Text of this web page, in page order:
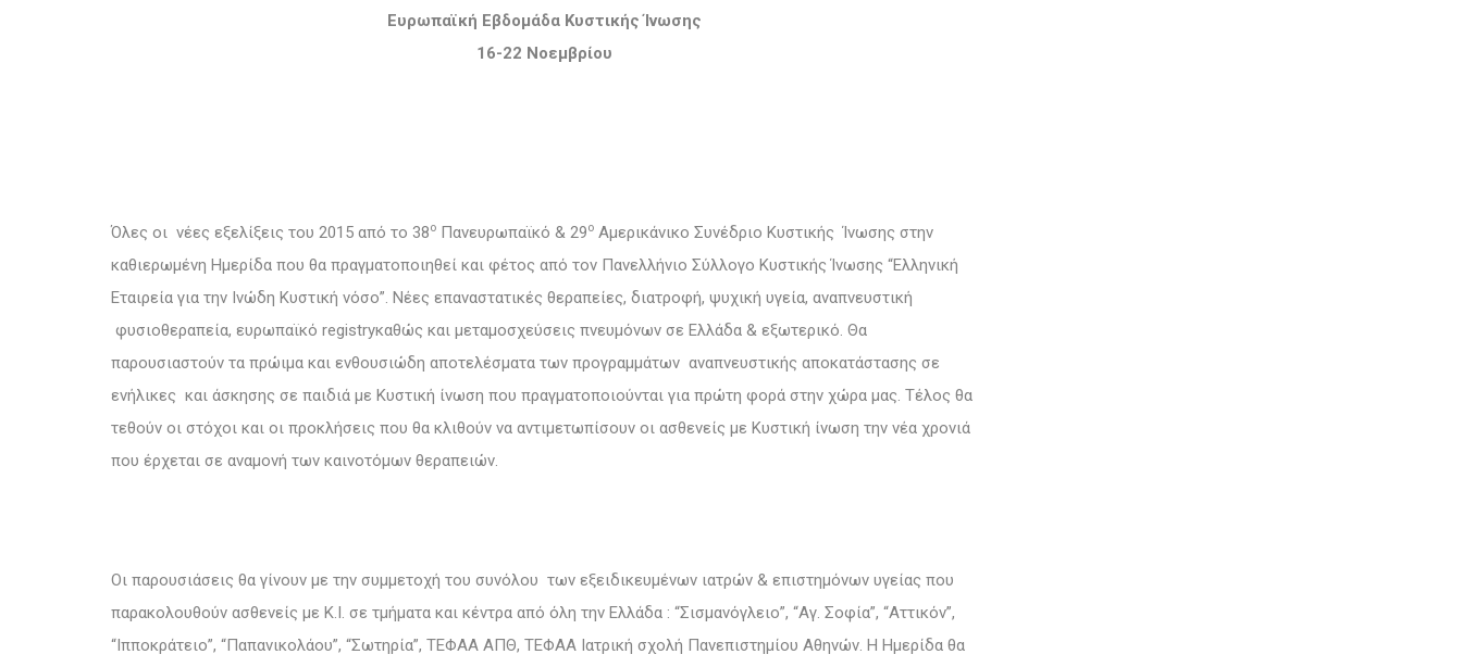
Ευρωπαϊκή Εβδομάδα Κυστικής Ίνωσης
16-22 Νοεμβρίου
Όλες οι νέες εξελίξεις του 2015 από το 38ο Πανευρωπαϊκό & 29ο Αμερικάνικο Συνέδριο Κυστικής Ίνωσης στην
καθιερωμένη Ημερίδα που θα πραγματοποιηθεί και φέτος από τον Πανελλήνιο Σύλλογο Κυστικής Ίνωσης “Ελληνική
Εταιρεία για την Ινώδη Κυστική νόσο”. Νέες επαναστατικές θεραπείες, διατροφή, ψυχική υγεία, αναπνευστική
φυσιοθεραπεία, ευρωπαϊκό registryκαθώς και μεταμοσχεύσεις πνευμόνων σε Ελλάδα & εξωτερικό. Θα
παρουσιαστούν τα πρώιμα και ενθουσιώδη αποτελέσματα των προγραμμάτων αναπνευστικής αποκατάστασης σε
ενήλικες και άσκησης σε παιδιά με Κυστική ίνωση που πραγματοποιούνται για πρώτη φορά στην χώρα μας. Τέλος θα
τεθούν οι στόχοι και οι προκλήσεις που θα κλιθούν να αντιμετωπίσουν οι ασθενείς με Κυστική ίνωση την νέα χρονιά
που έρχεται σε αναμονή των καινοτόμων θεραπειών.
Οι παρουσιάσεις θα γίνουν με την συμμετοχή του συνόλου των εξειδικευμένων ιατρών & επιστημόνων υγείας που
παρακολουθούν ασθενείς με Κ.Ι. σε τμήματα και κέντρα από όλη την Ελλάδα : “Σισμανόγλειο”, “Αγ. Σοφία”, “Αττικόν”,
“Ιπποκράτειο”, “Παπανικολάου”, “Σωτηρία”, ΤΕΦΑΑ ΑΠΘ, ΤΕΦΑΑ Ιατρική σχολή Πανεπιστημίου Αθηνών. Η Ημερίδα θα